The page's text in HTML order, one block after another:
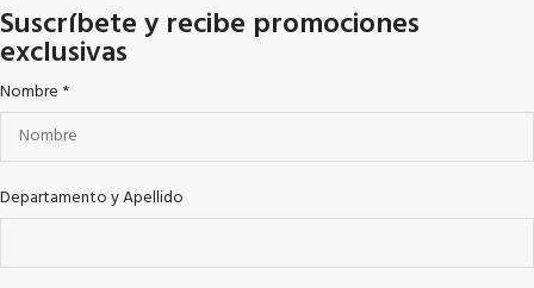
Suscríbete y recibe promociones
exclusivas
Nombre *
Departamento y Apellido